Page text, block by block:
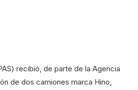
recibió, de parte de la Agencia
de dos camiones marca Hino,